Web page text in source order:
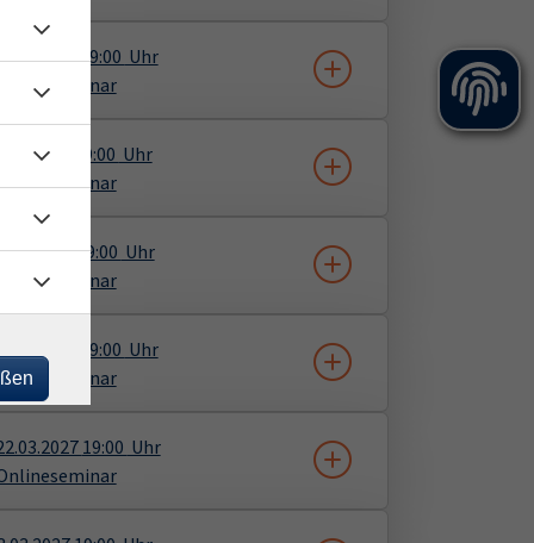
19:00 Uhr
Onlineseminar
19:00 Uhr
19:00 Uhr
Onlineseminar
19:00 Uhr
19:00 Uhr